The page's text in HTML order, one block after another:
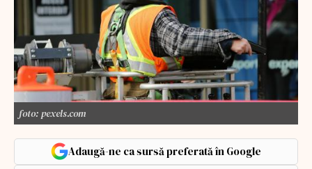
foto: pexels.com
Adaugă-ne ca sursă preferată în Google